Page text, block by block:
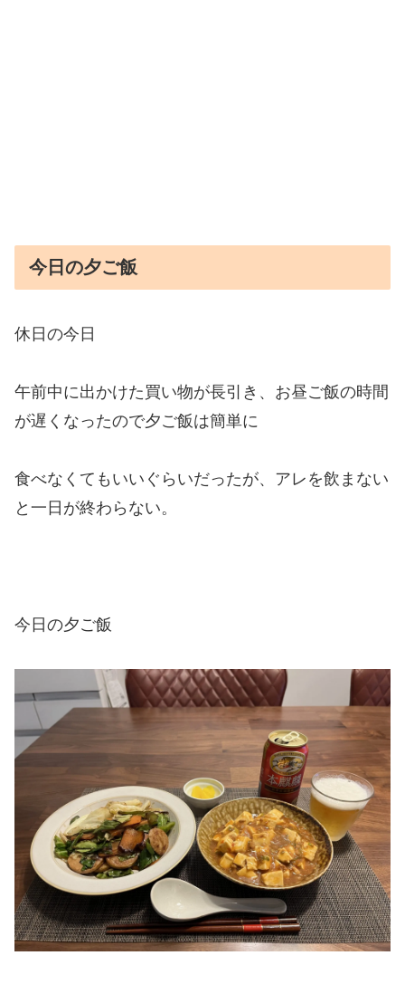
今日の夕ご飯
休日の今日
午前中に出かけた買い物が長引き、お昼ご飯の時間
が遅くなったので夕ご飯は簡単に
食べなくてもいいぐらいだったが、アレを飲まない
と一日が終わらない。
今日の夕ご飯